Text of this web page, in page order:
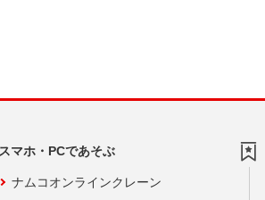
スマホ・PCであそぶ
ナムコオンラインクレーン